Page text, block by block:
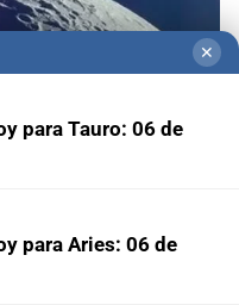
anunció que un
la Luna
el fabuloso
del Quini 6
✕
para Tauro: 06 de
para Aries: 06 de